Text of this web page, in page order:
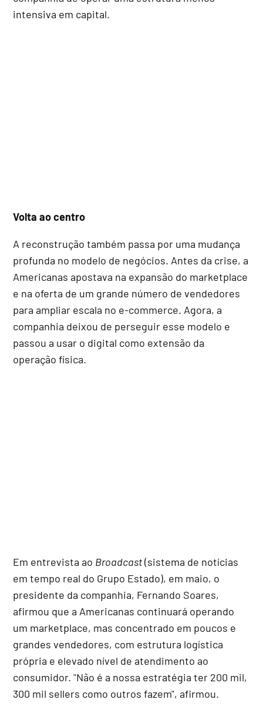
intensiva em capital.
Volta ao centro
A reconstrução também passa por uma mudança
profunda no modelo de negócios. Antes da crise, a
Americanas apostava na expansão do marketplace
e na oferta de um grande número de vendedores
para ampliar escala no e-commerce. Agora, a
companhia deixou de perseguir esse modelo e
passou a usar o digital como extensão da
operação física.
Em entrevista ao Broadcast(sistema de notícias
em tempo real do Grupo Estado), em maio, o
presidente da companhia, Fernando Soares,
afirmou que a Americanas continuará operando
um marketplace, mas concentrado em poucos e
grandes vendedores, com estrutura logística
própria e elevado nível de atendimento ao
consumidor. "Não é a nossa estratégia ter 200 mil,
300 mil sellers como outros fazem", afirmou.